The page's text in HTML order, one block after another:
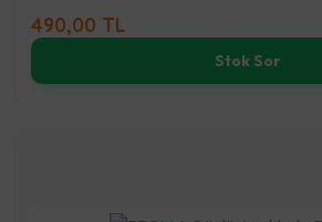
490,00 TL
Stok Sor